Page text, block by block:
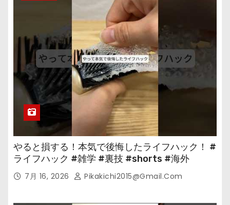
やると損する！本気で後悔したライフハック！ #
ライフハック #雑学 #裏技 #shorts #海外
7月 16, 2026 Pikakichi2015@gmail.com